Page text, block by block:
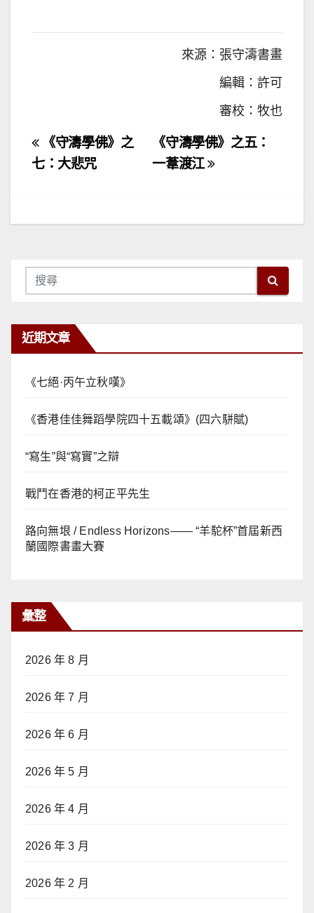
來源：張守濤書畫
編輯：許可
審校：牧也
文
章
覽
《守濤學佛》之五：
一葦渡江
《守濤學佛》之
七：大悲咒
近期文章
《七絕·丙午立秋嘆》
《香港佳佳舞蹈學院四十五載頌》(四六駢賦)
“寫生”與“寫實”之辯
戰鬥在香港的柯正平先生
路向無垠 / Endless Horizons—— “羊駝杯”首屆新西
蘭國際書畫大賽
彙整
2026 年 8 月
2026 年 7 月
2026 年 6 月
2026 年 5 月
2026 年 4 月
2026 年 3 月
2026 年 2 月